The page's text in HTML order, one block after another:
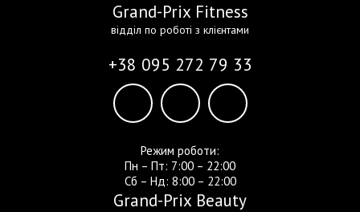
Grand-Prix Fitness
відділ по роботі з клієнтами
+38 095 272 79 33
Режим роботи:
Пн – Пт: 7:00 – 22:00
Сб – Нд: 8:00 – 22:00
Grand-Prix Beauty